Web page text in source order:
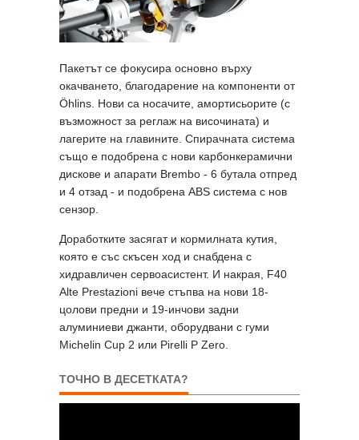
Пакетът се фокусира основно върху
окачването, благодарение на компоненти от
Öhlins. Нови са носачите, амортисьорите (с
възможност за реглаж на височината) и
лагерите на главините. Спирачната система
също е подобрена с нови карбонкерамични
дискове и апарати Brembo - 6 бутала отпред
и 4 отзад - и подобрена ABS система с нов
сензор.
Доработките засягат и кормилната кутия,
която е със скъсен ход и снабдена с
хидравличен сервоасистент. И накрая, F40
Alte Prestazioni вече стъпва на нови 18-
цолови предни и 19-инчови задни
алуминиеви джанти, оборудвани с гуми
Michelin Cup 2 или Pirelli P Zero.
ТОЧНО В ДЕСЕТКАТА?